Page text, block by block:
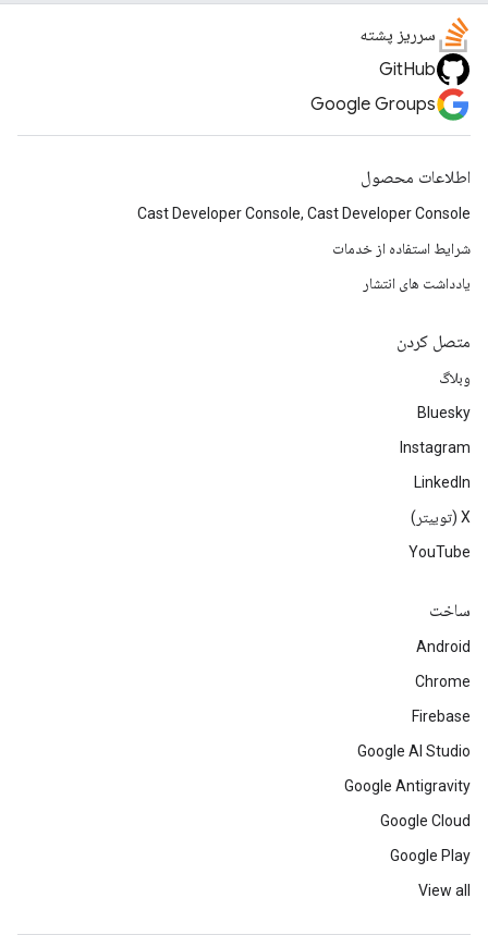
سرریز پشته
GitHub
Google Groups
اطلاعات محصول
Cast Developer Console, Cast Developer Console
شرایط استفاده از خدمات
یادداشت های انتشار
متصل کردن
وبلاگ
Bluesky
Instagram
LinkedIn
‫X (توییتر)
YouTube
ساخت
Android
Chrome
Firebase
Google AI Studio
Google Antigravity
Google Cloud
Google Play
View all